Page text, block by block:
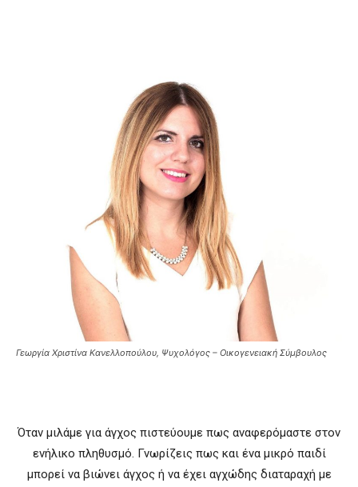
Γεωργία Χριστίνα Κανελλοπούλου, Ψυχολόγος – Οικογενειακή Σύμβουλος
Όταν μιλάμε για άγχος πιστεύουμε πως αναφερόμαστε στον
ενήλικο πληθυσμό. Γνωρίζεις πως και ένα μικρό παιδί
μπορεί να βιώνει άγχος ή να έχει αγχώδης διαταραχή με